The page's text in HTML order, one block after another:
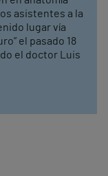
asistentes a la
lugar vía
el pasado 18
el doctor Luis